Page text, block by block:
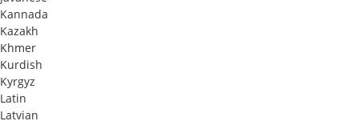
Kannada
Kazakh
Khmer
Kurdish
Kyrgyz
Latin
Latvian